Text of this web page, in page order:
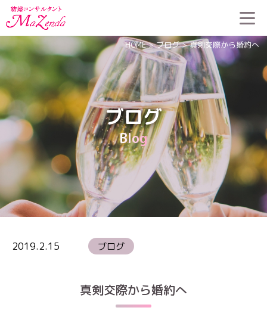
ブログ
Blog
HOME>ブログ>真剣交際から婚約へ
2019.2.15 ブログ
真剣交際から婚約へ